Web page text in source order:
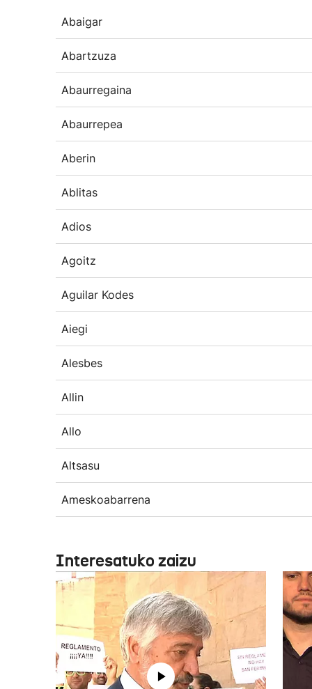
Abaigar
Abartzuza
Abaurregaina
Abaurrepea
Aberin
Ablitas
Adios
Agoitz
Aguilar Kodes
Aiegi
Alesbes
Allin
Allo
Altsasu
Ameskoabarrena
Interesatuko zaizu